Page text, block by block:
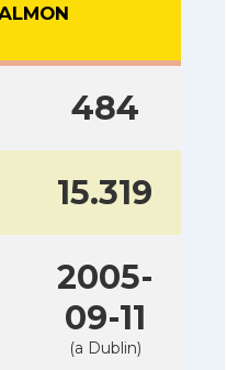
484
15.319
2005-
09-11
(a Dublin)